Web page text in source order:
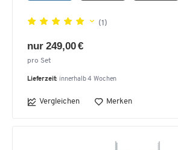
(1)
nur 249,00 €
pro Set
Lieferzeit: innerhalb 4 Wochen
Vergleichen Merken